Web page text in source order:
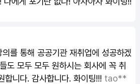
를 통해 공공기관 재취업에 성공하겠
도 모두 모두 원하시는 회사에 꼭 취
합니다. 감사합니다. 화이팅!!! tao**